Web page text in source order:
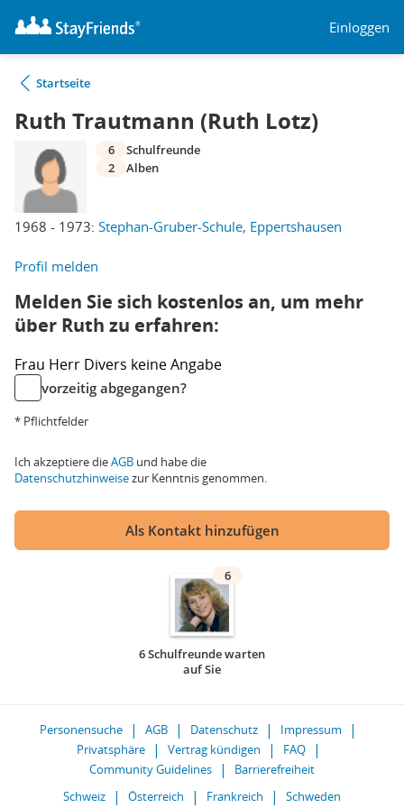
Einloggen
Startseite
Ruth Trautmann (Ruth Lotz)
1968 - 1973: Stephan-Gruber-Schule, Eppertshausen
6
Schulfreunde
2
Alben
Profil melden
Melden Sie sich kostenlos an, um mehr
über Ruth zu erfahren:
Frau Herr Divers keine Angabe
vorzeitig abgegangen?
* Pflichtfelder
Ich akzeptiere dieAGB und habe die
Datenschutzhinweisezur Kenntnis genommen.
Als Kontakt hinzufügen
6
6 Schulfreunde warten
auf Sie
Personensuche AGB Datenschutz
Impressum
Privatsphäre
Vertrag kündigen
FAQ
Community Guidelines
Barrierefreiheit
Schweiz
Österreich Frankreich Schweden